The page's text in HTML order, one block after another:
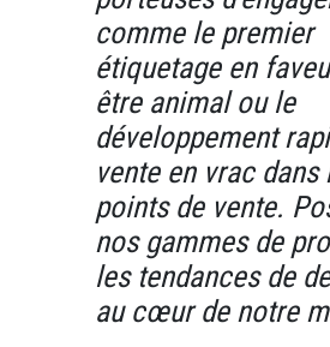
comme le premier
étiquetage en
être animal ou le
développement
vente en vrac dans
points de vente.
nos gammes de
les tendances de
au cœur de notre